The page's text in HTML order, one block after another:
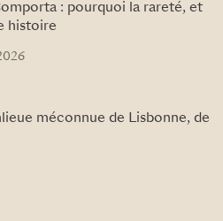
: pourquoi la rareté, et
histoire
méconnue de Lisbonne, de